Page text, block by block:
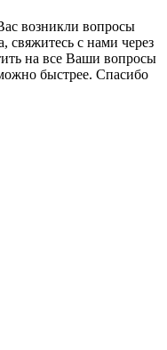
возникли вопросы
свяжитесь с нами через
на все Ваши вопросы
быстрее. Спасибо